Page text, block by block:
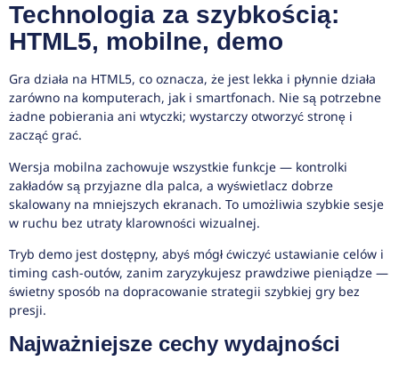
Technologia za szybkością:
HTML5, mobilne, demo
Gra działa na HTML5, co oznacza, że jest lekka i płynnie działa
zarówno na komputerach, jak i smartfonach. Nie są potrzebne
żadne pobierania ani wtyczki; wystarczy otworzyć stronę i
zacząć grać.
Wersja mobilna zachowuje wszystkie funkcje — kontrolki
zakładów są przyjazne dla palca, a wyświetlacz dobrze
skalowany na mniejszych ekranach. To umożliwia szybkie sesje
w ruchu bez utraty klarowności wizualnej.
Tryb demo jest dostępny, abyś mógł ćwiczyć ustawianie celów i
timing cash-outów, zanim zaryzykujesz prawdziwe pieniądze —
świetny sposób na dopracowanie strategii szybkiej gry bez
presji.
Najważniejsze cechy wydajności